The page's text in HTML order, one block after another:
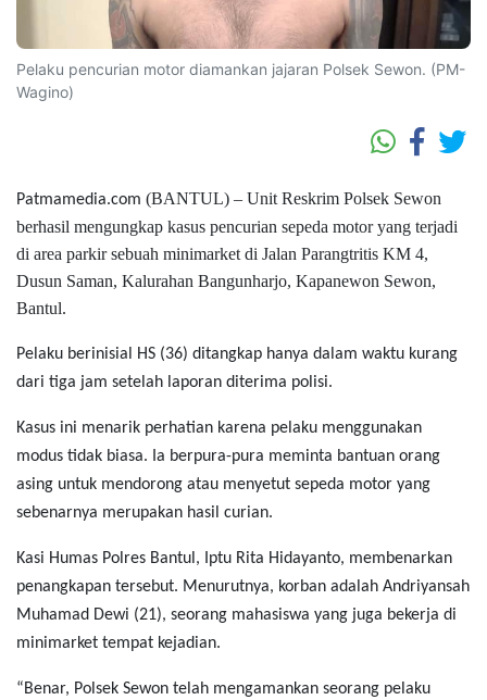
Pelaku pencurian motor diamankan jajaran Polsek Sewon. (PM-
Wagino)
Patmamedia.com (BANTUL) – Unit Reskrim Polsek Sewon
berhasil mengungkap kasus pencurian sepeda motor yang terjadi
di area parkir sebuah minimarket di Jalan Parangtritis KM 4,
Dusun Saman, Kalurahan Bangunharjo, Kapanewon Sewon,
Bantul.
Pelaku berinisial HS (36) ditangkap hanya dalam waktu kurang
dari tiga jam setelah laporan diterima polisi.
Kasus ini menarik perhatian karena pelaku menggunakan
modus tidak biasa. Ia berpura-pura meminta bantuan orang
asing untuk mendorong atau menyetut sepeda motor yang
sebenarnya merupakan hasil curian.
Kasi Humas Polres Bantul, Iptu Rita Hidayanto, membenarkan
penangkapan tersebut. Menurutnya, korban adalah Andriyansah
Muhamad Dewi (21), seorang mahasiswa yang juga bekerja di
minimarket tempat kejadian.
“Benar, Polsek Sewon telah mengamankan seorang pelaku